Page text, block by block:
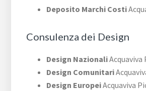
Deposito Marchi Costi
Consulenza dei Design
Design NazionaliAcquaviva
Design Comunitari
Design EuropeiAcquaviva